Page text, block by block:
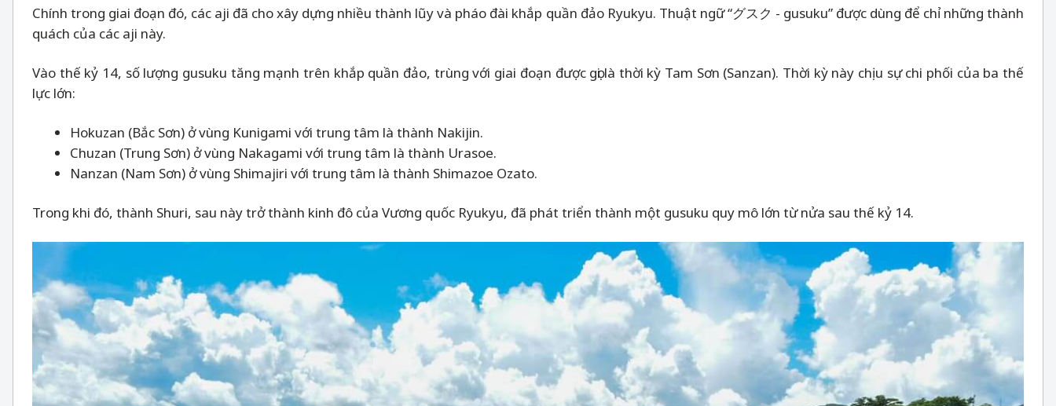
Chính trong giai đoạn đó, các aji đã cho xây dựng nhiều thành lũy và pháo đài khắp quần đảo Ryukyu. Thuật ngữ “グスク - gusuku” được dùng để chỉ những thành
quách của các aji này.
Vào thế kỷ 14, số lượng gusuku tăng mạnh trên khắp quần đảo, trùng với giai đoạn được gọi là thời kỳ Tam Sơn (Sanzan). Thời kỳ này chịu sự chi phối của ba thế
lực lớn:
Hokuzan (Bắc Sơn) ở vùng Kunigami với trung tâm là thành Nakijin.
Chuzan (Trung Sơn) ở vùng Nakagami với trung tâm là thành Urasoe.
Nanzan (Nam Sơn) ở vùng Shimajiri với trung tâm là thành Shimazoe Ozato.
Trong khi đó, thành Shuri, sau này trở thành kinh đô của Vương quốc Ryukyu, đã phát triển thành một gusuku quy mô lớn từ nửa sau thế kỷ 14.